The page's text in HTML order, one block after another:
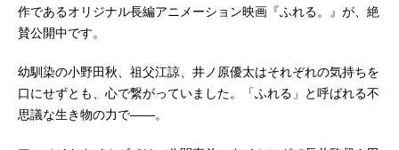
作であるオリジナル長編アニメーション映画『ふれる。』が、絶
賛公開中です。
幼馴染の小野田秋、祖父江諒、井ノ原優太はそれぞれの気持ちを
口にせずとも、心で繋がっていました。「ふれる」と呼ばれる不
思議な生き物の力で――。